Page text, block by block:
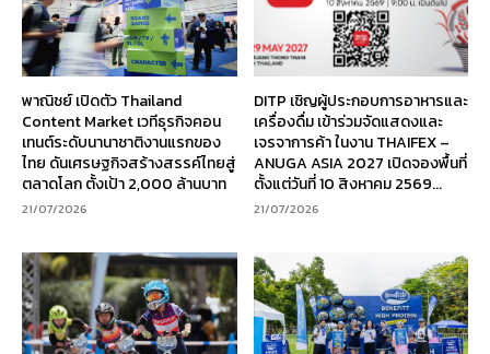
พาณิชย์ เปิดตัว Thailand
Content Market เวทีธุรกิจคอน
เทนต์ระดับนานาชาติงานแรกของ
ไทย ดันเศรษฐกิจสร้างสรรค์ไทยสู่
ตลาดโลก ตั้งเป้า 2,000 ล้านบาท
21/07/2026
DITP เชิญผู้ประกอบการอาหารและ
เครื่องดื่ม เข้าร่วมจัดแสดงและ
เจรจาการค้า ในงาน THAIFEX –
ANUGA ASIA 2027 เปิดจองพื้นที่
ตั้งแต่วันที่ 10 สิงหาคม 2569...
21/07/2026